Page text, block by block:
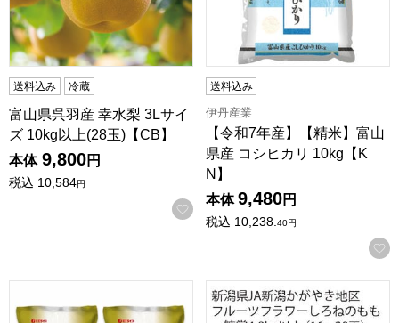
送料込み 冷蔵
富山県呉羽産 幸水梨 3Lサイ
ズ 10kg以上(28玉)【CB】
本体 9,800円
税込 10,584円
お気に入りに登録する
送料込み
伊丹産業
【令和7年産】【精米】富山
県産 コシヒカリ 10kg【K
N】
本体 9,480円
税込 10,238. 40円
【令和7年産】【精米】ミエライス 富山県産こしひかり
新潟県産(JA新潟かがやき地